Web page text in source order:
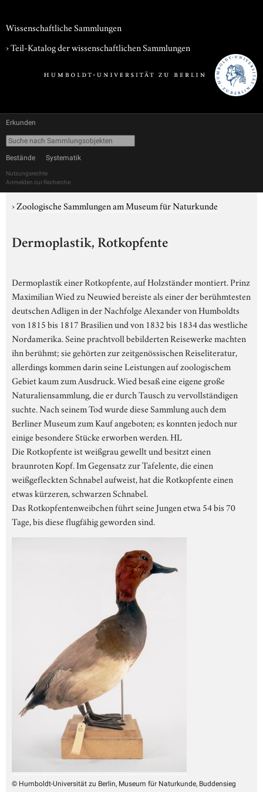
Wissenschaftliche Sammlungen
› Teil-Katalog der wissenschaftlichen Sammlungen
Erkunden
Bestände Systematik
Nutzungsrechte
Anmelden zur Recherche
›Zoologische Sammlungen am Museum für Naturkunde
Dermoplastik, Rotkopfente
Dermoplastik einer Rotkopfente, auf Holzständer montiert. Prinz
Maximilian Wied zu Neuwied bereiste als einer der berühmtesten
deutschen Adligen in der Nachfolge Alexander von Humboldts
von 1815 bis 1817 Brasilien und von 1832 bis 1834 das westliche
Nordamerika. Seine prachtvoll bebilderten Reisewerke machten
ihn berühmt; sie gehörten zur zeitgenössischen Reiseliteratur,
allerdings kommen darin seine Leistungen auf zoologischem
Gebiet kaum zum Ausdruck. Wied besaß eine eigene große
Naturaliensammlung, die er durch Tausch zu vervollständigen
suchte. Nach seinem Tod wurde diese Sammlung auch dem
Berliner Museum zum Kauf angeboten; es konnten jedoch nur
einige besondere Stücke erworben werden. HL
Die Rotkopfente ist weißgrau gewellt und besitzt einen
braunroten Kopf. Im Gegensatz zur Tafelente, die einen
weißgefleckten Schnabel aufweist, hat die Rotkopfente einen
etwas kürzeren, schwarzen Schnabel.
Das Rotkopfentenweibchen führt seine Jungen etwa 54 bis 70
Tage, bis diese flugfähig geworden sind.
© Humboldt-Universität zu Berlin, Museum für Naturkunde, Buddensieg